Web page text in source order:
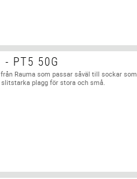
- PT5 50G
Rauma som passar såväl till sockar som
plagg för stora och små.